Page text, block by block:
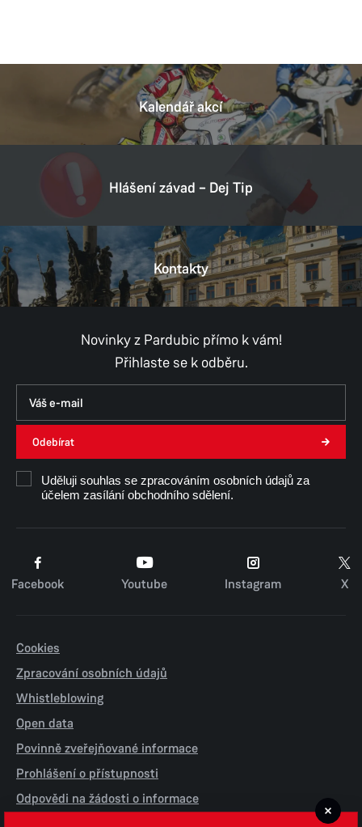
Kalendář akcí
Hlášení závad – Dej Tip
Kontakty
Novinky z Pardubic přímo k vám!
Přihlaste se k odběru.
Odebírat
Uděluji souhlas se zpracováním osobních údajů za
účelem zasílání obchodního sdělení.
Facebook Youtube Instagram X
Cookies
Zpracování osobních údajů
Whistleblowing
Open data
Povinně zveřejňované informace
Prohlášení o přístupnosti
Odpovědi na žádosti o informace